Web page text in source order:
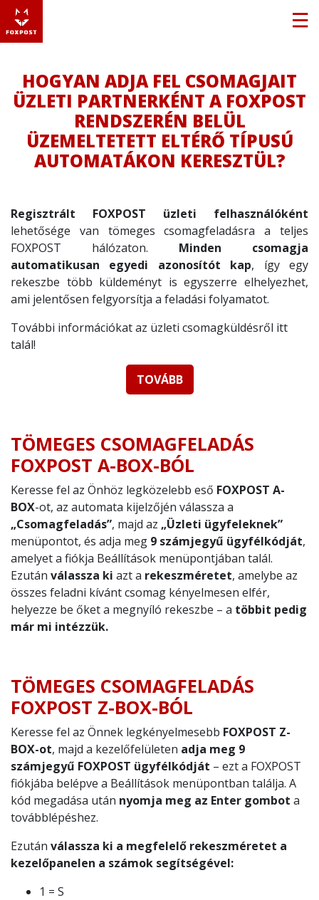
HOGYAN ADJA FEL CSOMAGJAIT
ÜZLETI PARTNERKÉNT A FOXPOST
RENDSZERÉN BELÜL
ÜZEMELTETETT ELTÉRŐ TÍPUSÚ
AUTOMATÁKON KERESZTÜL?
Regisztrált FOXPOST üzleti felhasználóként
lehetősége van tömeges csomagfeladásra a teljes
FOXPOST hálózaton. Minden csomagja
automatikusan egyedi azonosítót kap, így egy
rekeszbe több küldeményt is egyszerre elhelyezhet,
ami jelentősen felgyorsítja a feladási folyamatot.
További információkat az üzleti csomagküldésről itt
talál!
TOVÁBB
TÖMEGES CSOMAGFELADÁS
FOXPOST A-BOX-BÓL
Keresse fel az Önhöz legközelebb eső FOXPOST A-
BOX-ot, az automata kijelzőjén válassza a
„Csomagfeladás”, majd az „Üzleti ügyfeleknek”
menüpontot, és adja meg 9 számjegyű ügyfélkódját,
amelyet a fiókja Beállítások menüpontjában talál.
Ezután válassza ki azt a rekeszméretet, amelybe az
összes feladni kívánt csomag kényelmesen elfér,
helyezze be őket a megnyíló rekeszbe – a többit pedig
már mi intézzük.
TÖMEGES CSOMAGFELADÁS
FOXPOST Z-BOX-BÓL
Keresse fel az Önnek legkényelmesebb FOXPOST Z-
BOX-ot, majd a kezelőfelületen adja meg 9
számjegyű FOXPOST ügyfélkódját – ezt a FOXPOST
fiókjába belépve a Beállítások menüpontban találja. A
kód megadása után nyomja meg az Enter gombot a
továbblépéshez.
Ezután válassza ki a megfelelő rekeszméretet a
kezelőpanelen a számok segítségével:
1 = S